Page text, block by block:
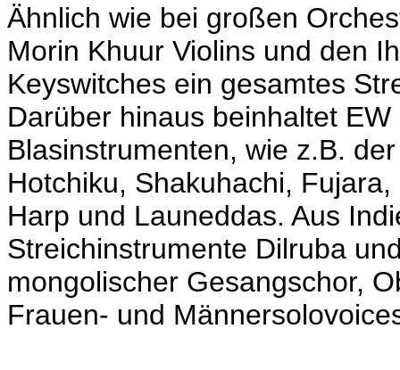
Ähnlich wie bei großen
Morin Khuur Violins und den
Keyswitches ein gesamtes
Darüber hinaus beinhaltet
Blasinstrumenten, wie z.B.
Hotchiku, Shakuhachi,
Harp und Launeddas. Aus
Streichinstrumente Dilruba
mongolischer Gesangschor,
Frauen- und